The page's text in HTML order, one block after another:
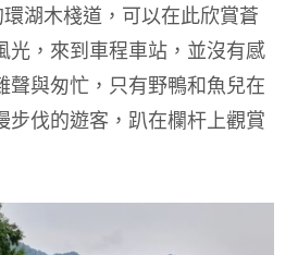
湖木棧道，可以在此欣賞蒼
光，來到車程車站，並沒有感
聲與匆忙，只有野鴨和魚兒在
步伐的遊客，趴在欄杆上觀賞